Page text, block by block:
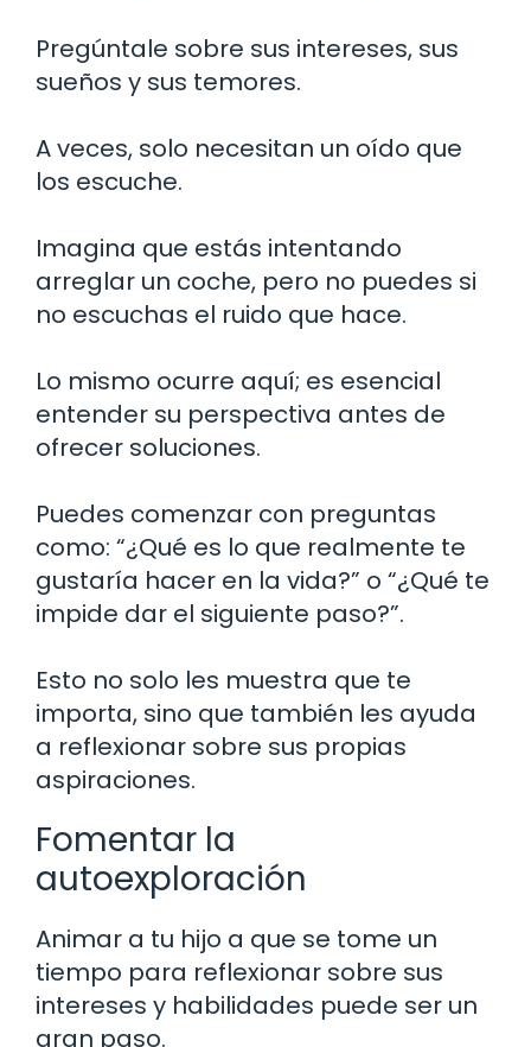
Pregúntale sobre sus intereses, sus
sueños y sus temores.
A veces, solo necesitan un oído que
los escuche.
Imagina que estás intentando
arreglar un coche, pero no puedes si
no escuchas el ruido que hace.
Lo mismo ocurre aquí; es esencial
entender su perspectiva antes de
ofrecer soluciones.
Puedes comenzar con preguntas
como: “¿Qué es lo que realmente te
gustaría hacer en la vida?” o “¿Qué te
impide dar el siguiente paso?”.
Esto no solo les muestra que te
importa, sino que también les ayuda
a reflexionar sobre sus propias
aspiraciones.
Fomentar la
autoexploración
Animar a tu hijo a que se tome un
tiempo para reflexionar sobre sus
intereses y habilidades puede ser un
gran paso.